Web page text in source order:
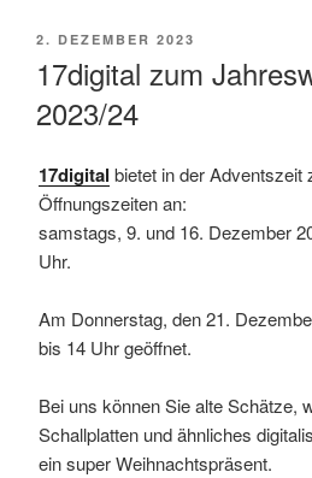
VERÖFFENTLICHT
2. DEZEMBER 2023
17digital zum
2023/24
17digital bietet in der Adventszeit
Öffnungszeiten an:
samstags, 9. und 16. Dezember
Uhr.
Am Donnerstag, den 21.
bis 14 Uhr geöffnet.
Bei uns können Sie alte Schätze,
Schallplatten und ähnliches
ein super Weihnachtspräsent.